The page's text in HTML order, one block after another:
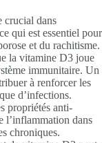
crucial dans
qui est essentiel pour
et du rachitisme.
la vitamine D3 joue
immunitaire. Un
à renforcer les
d’infections.
propriétés anti-
l’inflammation dans
chroniques.